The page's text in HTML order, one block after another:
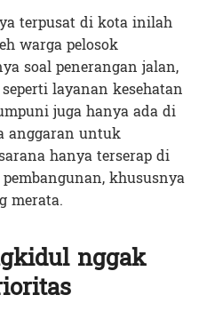
terpusat di kota inilah
warga pelosok
soal penerangan jalan,
layanan kesehatan
juga hanya ada di
anggaran untuk
hanya terserap di
khususnya
merata.
nggak